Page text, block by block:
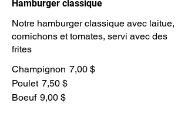
Hamburger classique
Notre hamburger classique avec laitue,
cornichons et tomates, servi avec des
frites
Champignon 7,00 $
Poulet 7,50 $
Boeuf 9,00 $